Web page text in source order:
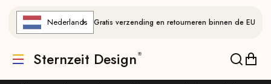
Nederlands Gratis verzending en retourneren binnen de EU
Vertaling ontbreekt: de.header.general.menu
Sternzeit Design